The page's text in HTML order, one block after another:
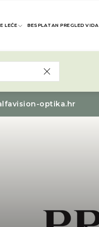
LEĆE BESPLATAN PREGLED VIDA
optika.hr